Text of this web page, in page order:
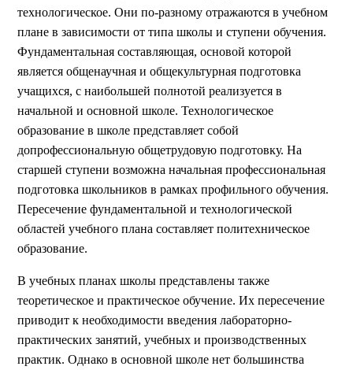
технологическое. Они по-разному отражаются в учебном
плане в зависимости от типа школы и ступени обучения.
Фундаментальная составляющая, основой которой
является общенаучная и общекультурная подготовка
учащихся, с наибольшей полнотой реализуется в
начальной и основной школе. Технологическое
образование в школе представляет собой
допрофессиональную общетрудовую подготовку. На
старшей ступени возможна начальная профессиональная
подготовка школьников в рамках профильного обучения.
Пересечение фундаментальной и технологической
областей учебного плана составляет политехническое
образование.
В учебных планах школы представлены также
теоретическое и практическое обучение. Их пересечение
приводит к необходимости введения лабораторно-
практических занятий, учебных и производственных
практик. Однако в основной школе нет большинства